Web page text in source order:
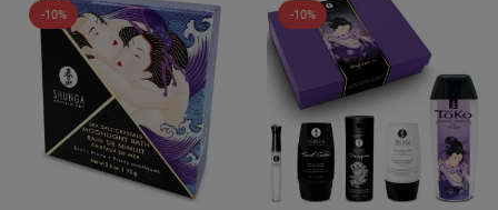
-10% -10%